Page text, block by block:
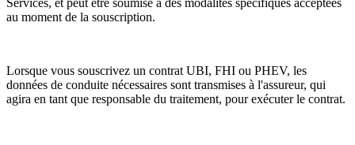
Services, et peut être soumise à des modalités spécifiques acceptées
au moment de la souscription.
Lorsque vous souscrivez un contrat UBI, FHI ou PHEV, les
données de conduite nécessaires sont transmises à l'assureur, qui
agira en tant que responsable du traitement, pour exécuter le contrat.